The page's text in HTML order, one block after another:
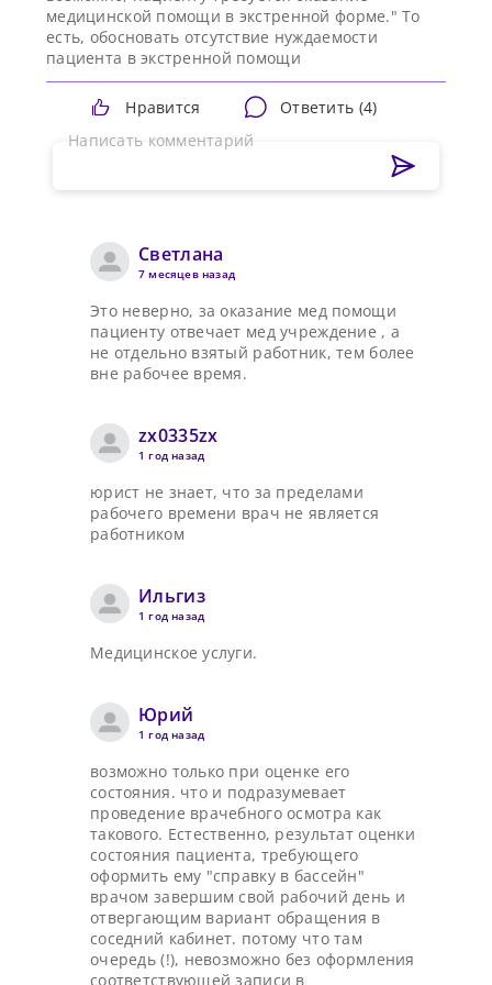
медицинской помощи в экстренной форме." То
есть, обосновать отсутствие нуждаемости
пациента в экстренной помощи
Нравится Ответить (4)
Написать комментарий
Светлана
7 месяцев назад
Это неверно, за оказание мед помощи
пациенту отвечает мед учреждение , а
не отдельно взятый работник, тем более
вне рабочее время.
zx0335zx
1 год назад
юрист не знает, что за пределами
рабочего времени врач не является
работником
Ильгиз
1 год назад
Медицинское услуги.
Юрий
1 год назад
возможно только при оценке его
состояния. что и подразумевает
проведение врачебного осмотра как
такового. Естественно, результат оценки
состояния пациента, требующего
оформить ему "справку в бассейн"
врачом завершим свой рабочий день и
отвергающим вариант обращения в
соседний кабинет. потому что там
очередь (!), невозможно без оформления
соответствующей записи в